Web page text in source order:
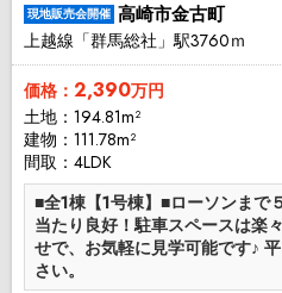
現地販売会開催 高崎市金古町
上越線「群馬総社」駅3760ｍ
価格： 2,390万円
土地：194.81m²
建物：111.78m²
間取：4LDK
■全1棟【1号棟】■ローソンまで
当たり良好！駐車スペースは楽
せで、お気軽に見学可能です♪
さい。